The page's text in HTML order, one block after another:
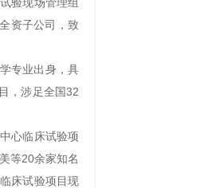
资子公司，致
专业出身，具
，涉足全国32
心临床试验项
等20余家知名
床试验项目现